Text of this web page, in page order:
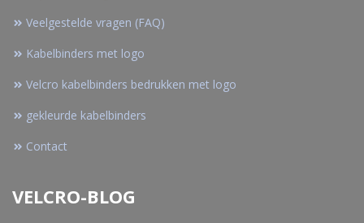
Veelgestelde vragen (FAQ)
Kabelbinders met logo
Velcro kabelbinders bedrukken met logo
gekleurde kabelbinders
Contact
VELCRO-BLOG